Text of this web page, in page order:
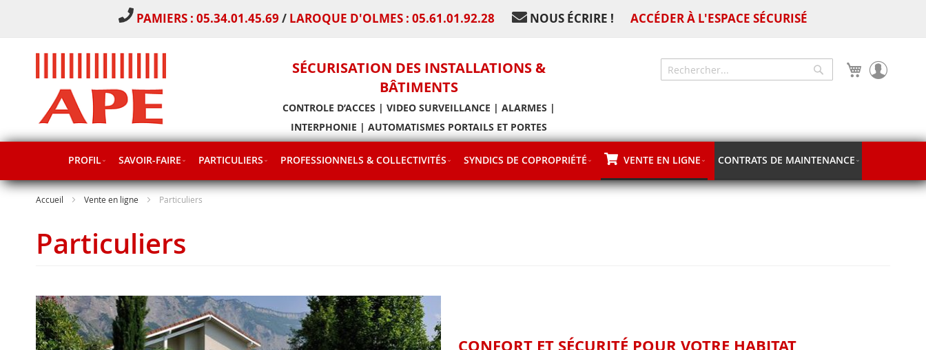
PAMIERS : 05.34.01.45.69/ LAROQUE D'OLMES : 05.61.01.92.28 NOUS ÉCRIRE ! ACCÉDER À L'ESPACE SÉCURISÉ
SÉCURISATION DES INSTALLATIONS &
BÂTIMENTS
CONTROLE D’ACCES | VIDEO SURVEILLANCE | ALARMES |
INTERPHONIE | AUTOMATISMES PORTAILS ET PORTES
Mon panier
Chercher
PROFIL SAVOIR-FAIRE PARTICULIERS PROFESSIONNELS & COLLECTIVITÉS SYNDICS DE COPROPRIÉTÉ VENTE EN LIGNE CONTRATS DE MAINTENANCE
Accueil Vente en ligne Particuliers
Particuliers
CONFORT ET SÉCURITÉ POUR VOTRE HABITAT